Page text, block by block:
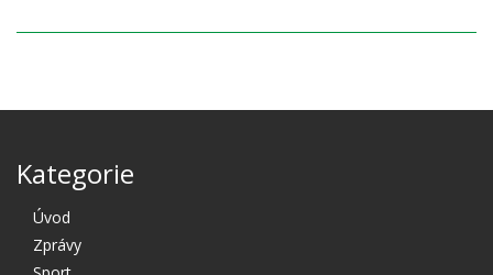
Kategorie
Úvod
Zprávy